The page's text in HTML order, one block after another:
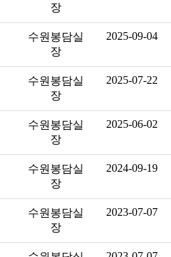
장
수원봉담실
장
2025-09-04
수원봉담실
장
2025-07-22
수원봉담실
장
2025-06-02
수원봉담실
장
2024-09-19
수원봉담실
장
2023-07-07